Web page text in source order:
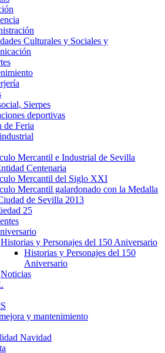
Culturales y Sociales y
Sierpes
deportivas
de Feria
Mercantil e Industrial de Sevilla
Centenaria
Mercantil del Siglo XXI
Mercantil galardonado con la Medalla
de Sevilla 2013
25
Historias y Personajes del 150 Aniversario
Historias y Personajes del 150
Aniversario
Noticias
y mantenimiento
Navidad